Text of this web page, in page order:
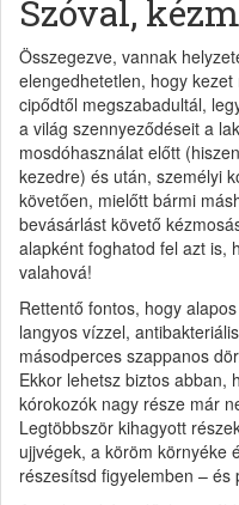
Szóval,
Összegezve, vannak
elengedhetetlen, hogy
cipődtől megszabadultál,
a világ szennyeződéseit a
mosdóhasználat előtt
kezedre) és után, személyi
követően, mielőtt bármi
bevásárlást követő
alapként foghatod fel azt is,
valahová!
Rettentő fontos, hogy
langyos vízzel,
másodperces szappanos
Ekkor lehetsz biztos abban,
kórokozók nagy része már
Legtöbbször kihagyott
ujjvégek, a köröm környéke
részesítsd figyelemben – és